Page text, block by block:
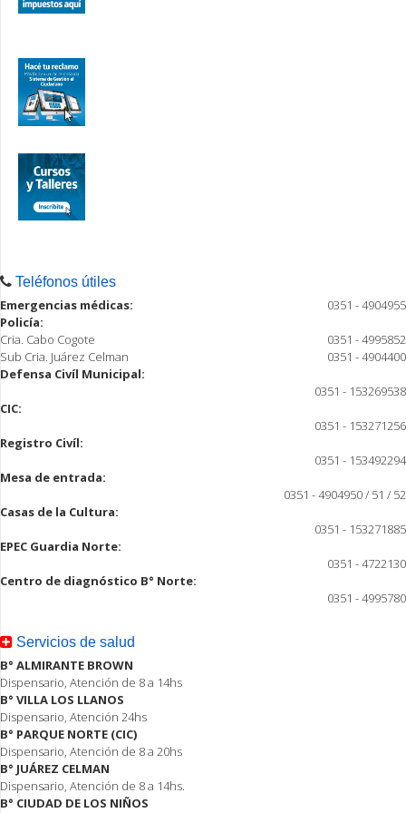
Teléfonos útiles
Emergencias médicas:
0351 - 4904955
Policía:
Cria. Cabo Cogote
0351 - 4995852
Sub Cria. Juárez Celman
0351 - 4904400
Defensa Civíl Municipal:
0351 - 153269538
CIC:
0351 - 153271256
Registro Civíl:
0351 - 153492294
Mesa de entrada:
0351 - 4904950 / 51 / 52
Casas de la Cultura:
0351 - 153271885
EPEC Guardia Norte:
0351 - 4722130
Centro de diagnóstico B° Norte:
0351 - 4995780
Servicios de salud
B° ALMIRANTE BROWN
Dispensario, Atención de 8 a 14hs
B° VILLA LOS LLANOS
Dispensario, Atención 24hs
B° PARQUE NORTE (CIC)
Dispensario, Atención de 8 a 20hs
B° JUÁREZ CELMAN
Dispensario, Atención de 8 a 14hs.
B° CIUDAD DE LOS NIÑOS